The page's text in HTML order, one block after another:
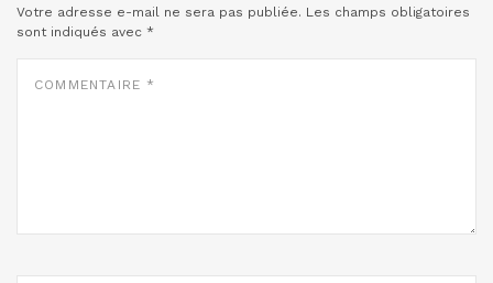
Votre adresse e-mail ne sera pas publiée. Les champs obligatoires
sont indiqués avec *